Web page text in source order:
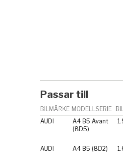
Passar till
BILMÄRKE MODELLSERIE
AUDI
A4 B5 Avant
(8D5)
AUDI A4 B5 (8D2)